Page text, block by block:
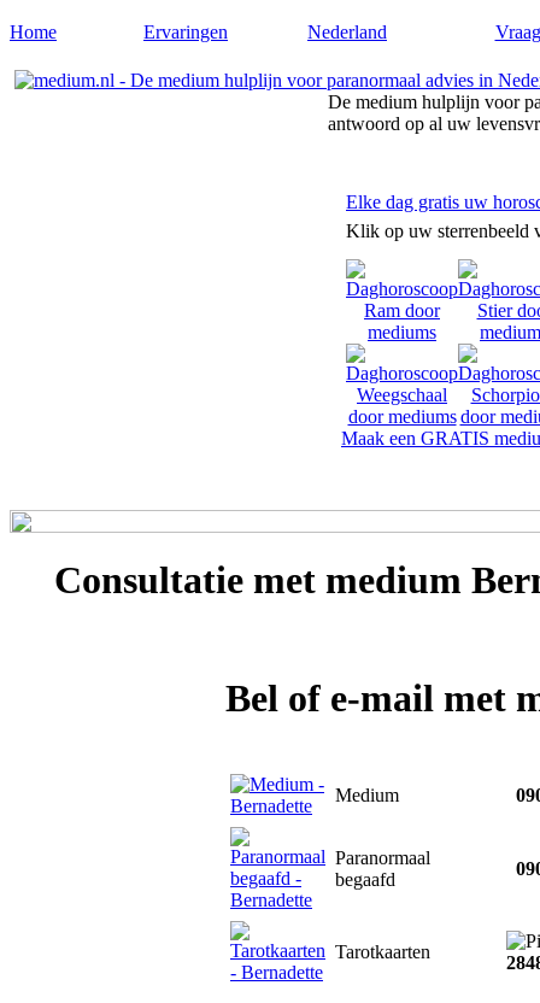
Home Ervaringen Nederland
De medium hulplijn voor
antwoord op al uw
Elke dag gratis uw
Klik op uw sterrenbeeld
Maak een GRATIS
Consultatie met medium
Bel of e-mail met
Medium
Paranormaal
begaafd
Tarotkaarten